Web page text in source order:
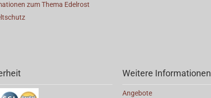
zum Thema Edelrost
Weitere Informationen
Angebote